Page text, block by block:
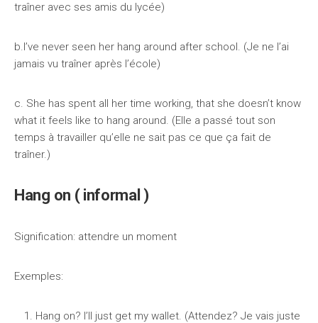
traîner avec ses amis du lycée)
b.I’ve never seen her hang around after school. (Je ne l’ai
jamais vu traîner après l’école)
c. She has spent all her time working, that she doesn’t know
what it feels like to hang around. (Elle a passé tout son
temps à travailler qu’elle ne sait pas ce que ça fait de
traîner.)
Hang on ( informal )
Signification: attendre un moment
Exemples:
Hang on? I’ll just get my wallet. (Attendez? Je vais juste